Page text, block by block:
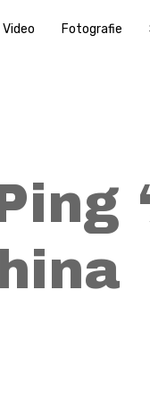
Video Fotografie